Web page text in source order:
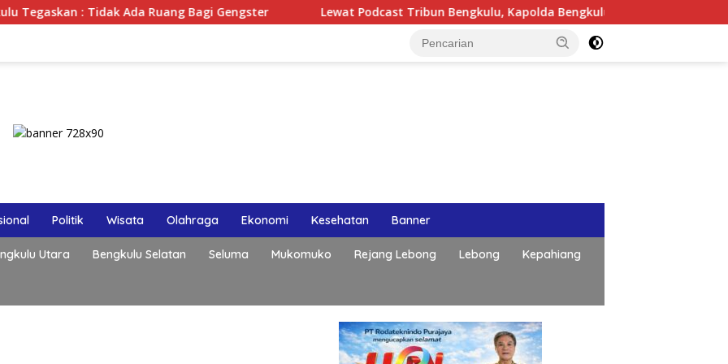
: Tidak Ada Ruang Bagi Gengster Lewat Podcast Tribun Bengkulu, Kapolda Bengkulu Paparkan Komitmen
Politik Wisata Olahraga Ekonomi Kesehatan Banner
Utara Bengkulu Selatan Seluma Mukomuko Rejang Lebong Lebong Kepahiang